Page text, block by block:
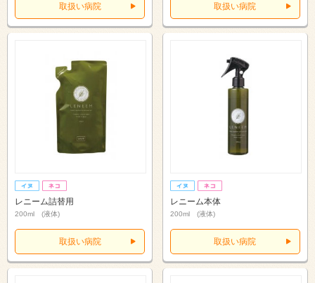
取扱い病院 取扱い病院
レニーム詰替用
200ml (液体)
取扱い病院
レニーム本体
200ml (液体)
取扱い病院